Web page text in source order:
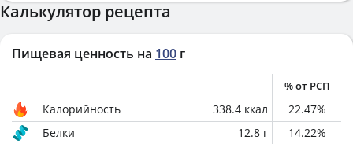
Калькулятор рецепта
Пищевая ценность на 100 г
% от РСП
Калорийность 338.4 ккал 22.47%
Белки
12.8 г 14.22%